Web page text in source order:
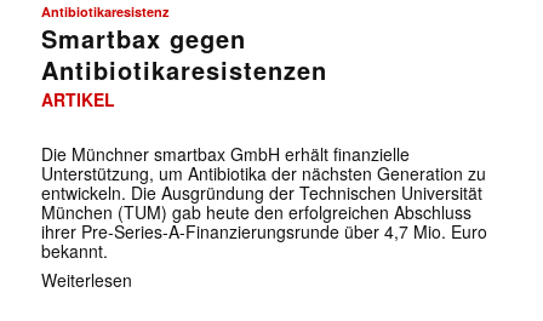
Antibiotikaresistenz
Smartbax gegen
Antibiotikaresistenzen
ARTIKEL
Die Münchner smartbax GmbH erhält finanzielle
Unterstützung, um Antibiotika der nächsten Generation zu
entwickeln. Die Ausgründung der Technischen Universität
München (TUM) gab heute den erfolgreichen Abschluss
ihrer Pre-Series-A-Finanzierungsrunde über 4,7 Mio. Euro
bekannt.
Weiterlesen